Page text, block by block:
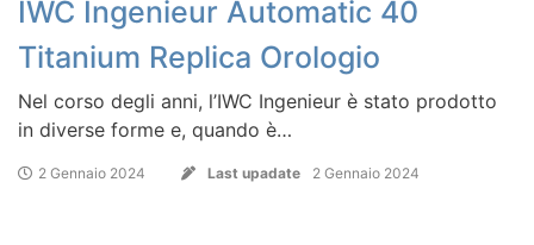
IWC Ingenieur Automatic 40
Titanium Replica Orologio
Nel corso degli anni, l’IWC Ingenieur è stato prodotto
in diverse forme e, quando è…
2 Gennaio 2024 Last upadate 2 Gennaio 2024